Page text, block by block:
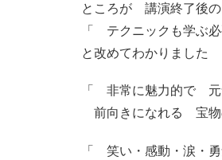
ところが 講演終了後
「 テクニックも学ぶ
と改めてわかりました
「 非常に魅力的で 元
前向きになれる 宝物
「 笑い・感動・涙・